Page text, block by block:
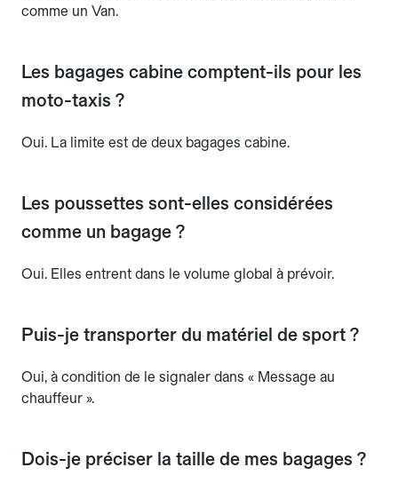
comme un Van.
Les bagages cabine comptent-ils pour les
moto-taxis ?
Oui. La limite est de deux bagages cabine.
Les poussettes sont-elles considérées
comme un bagage ?
Oui. Elles entrent dans le volume global à prévoir.
Puis-je transporter du matériel de sport ?
Oui, à condition de le signaler dans « Message au
chauffeur ».
Dois-je préciser la taille de mes bagages ?